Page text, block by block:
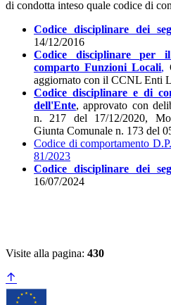
di condotta inteso quale codice di
Codice disciplinare dei
14/12/2016
Codice disciplinareper il
comparto Funzioni Locali,
aggiornato con il CCNL Enti
Codice disciplinare e di
dell'Ente, approvato con
n. 217 del 17/12/2020,
Giunta Comunale n. 173 del
Codice di comportamento
81/2023
Codice disciplinare dei
16/07/2024
Visite alla pagina: 430